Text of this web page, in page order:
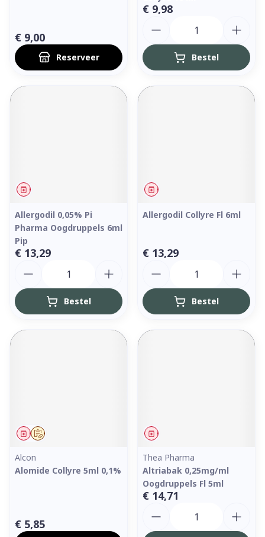
€ 9,00
Reserveer
€ 9,98
Bestel
Geneesmiddel
Allergodil 0,05% Pi
Pharma Oogdruppels 6ml
Pip
€ 13,29
Bestel
Geneesmiddel
Allergodil Collyre Fl 6ml
€ 13,29
Bestel
Op voorschrift
Geneesmiddel
Alcon
Alomide Collyre 5ml 0,1%
€ 5,85
Geneesmiddel
Thea Pharma
Altriabak 0,25mg/ml
Oogdruppels Fl 5ml
€ 14,71